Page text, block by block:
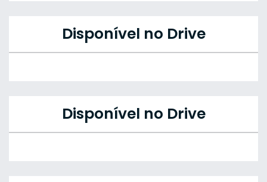
Disponível no Drive
Disponível no Drive